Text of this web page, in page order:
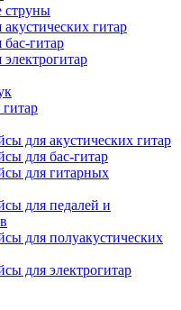
струны
гитар
гитар
для акустических гитар
для бас-гитар
для гитарных
для педалей и
для полуакустических
для электрогитар